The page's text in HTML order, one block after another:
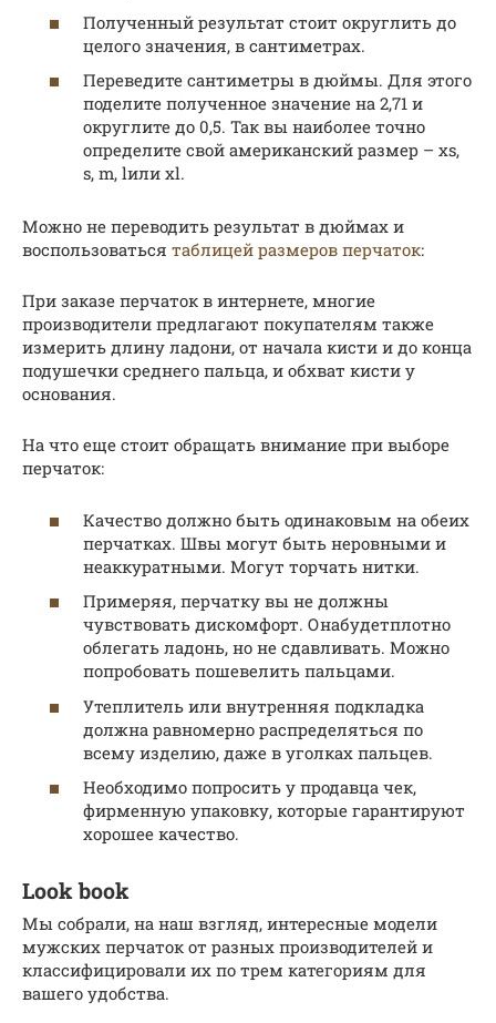
Полученный результат стоит округлить до
целого значения, в сантиметрах.
Переведите сантиметры в дюймы. Для этого
поделите полученное значение на 2,71 и
округлите до 0,5. Так вы наиболее точно
определите свой американский размер – xs,
s, m, lили xl.
Можно не переводить результат в дюймах и
воспользоваться таблицей размеров перчаток:
При заказе перчаток в интернете, многие
производители предлагают покупателям также
измерить длину ладони, от начала кисти и до конца
подушечки среднего пальца, и обхват кисти у
основания.
На что еще стоит обращать внимание при выборе
перчаток:
Качество должно быть одинаковым на обеих
перчатках. Швы могут быть неровными и
неаккуратными. Могут торчать нитки.
Примеряя, перчатку вы не должны
чувствовать дискомфорт. Онабудетплотно
облегать ладонь, но не сдавливать. Можно
попробовать пошевелить пальцами.
Утеплитель или внутренняя подкладка
должна равномерно распределяться по
всему изделию, даже в уголках пальцев.
Необходимо попросить у продавца чек,
фирменную упаковку, которые гарантируют
хорошее качество.
Look book
Мы собрали, на наш взгляд, интересные модели
мужских перчаток от разных производителей и
классифицировали их по трем категориям для
вашего удобства.